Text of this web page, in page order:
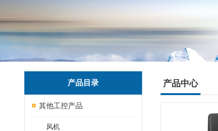
产品目录
其他工控产品
风机
产品中心